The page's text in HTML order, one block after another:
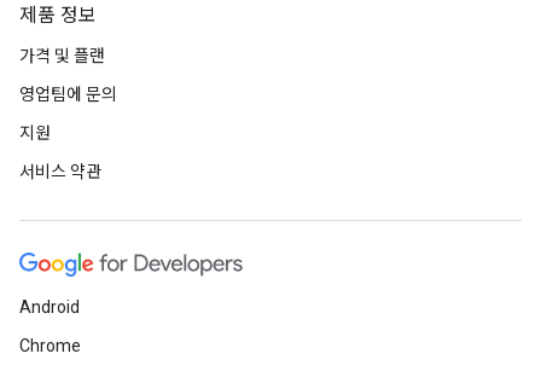
제품 정보
가격 및 플랜
영업팀에 문의
지원
서비스 약관
Android
Chrome